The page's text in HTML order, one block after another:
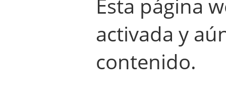
Esta página
activada y
contenido.